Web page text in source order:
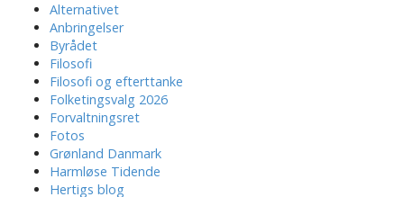
Alternativet
Anbringelser
Byrådet
Filosofi
Filosofi og efterttanke
Folketingsvalg 2026
Forvaltningsret
Fotos
Grønland Danmark
Harmløse Tidende
Hertigs blog